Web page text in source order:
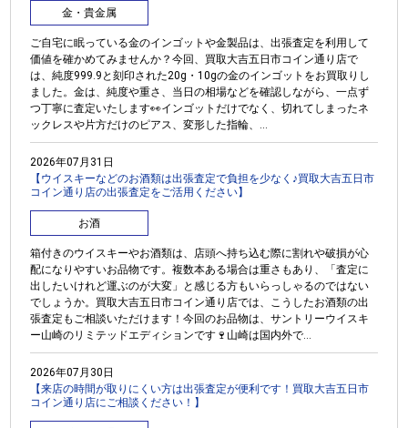
金・貴金属
ご自宅に眠っている金のインゴットや金製品は、出張査定を利用して
価値を確かめてみませんか？今回、買取大吉五日市コイン通り店で
は、純度999.9と刻印された20g・10gの金のインゴットをお買取りし
ました。金は、純度や重さ、当日の相場などを確認しながら、一点ず
つ丁寧に査定いたします👀インゴットだけでなく、切れてしまったネ
ックレスや片方だけのピアス、変形した指輪、...
2026年07月31日
【ウイスキーなどのお酒類は出張査定で負担を少なく♪買取大吉五日市
コイン通り店の出張査定をご活用ください】
お酒
箱付きのウイスキーやお酒類は、店頭へ持ち込む際に割れや破損が心
配になりやすいお品物です。複数本ある場合は重さもあり、「査定に
出したいけれど運ぶのが大変」と感じる方もいらっしゃるのではない
でしょうか。買取大吉五日市コイン通り店では、こうしたお酒類の出
張査定もご相談いただけます！今回のお品物は、サントリーウイスキ
ー山崎のリミテッドエディションです🍷山崎は国内外で...
2026年07月30日
【来店の時間が取りにくい方は出張査定が便利です！買取大吉五日市
コイン通り店にご相談ください！】